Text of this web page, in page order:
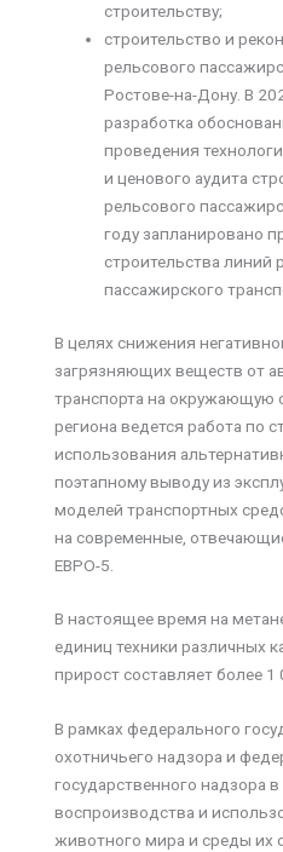
строительству;
строительство и
рельсового
Ростове-на-Дону. В
разработка
проведения
и ценового аудита
рельсового
году запланировано
строительства линий
пассажирского
В целях снижения
загрязняющих веществ от
транспорта на окружающую
региона ведется работа по
использования
поэтапному выводу из
моделей транспортных
на современные,
ЕВРО-5.
В настоящее время на
единиц техники различных
прирост составляет более 1
В рамках федерального
охотничьего надзора и
государственного надзора
воспроизводства и
животного мира и среды их